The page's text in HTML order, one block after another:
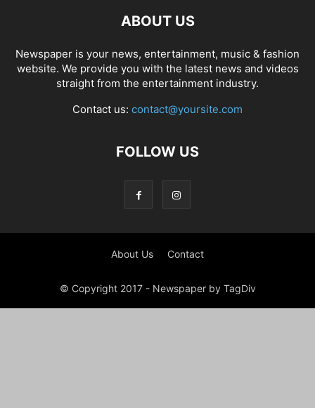
ABOUT US
Newspaper is your news, entertainment, music & fashion
website. We provide you with the latest news and videos
straight from the entertainment industry.
Contact us: contact@yoursite.com
FOLLOW US
About Us Contact
© Copyright 2017 - Newspaper by TagDiv